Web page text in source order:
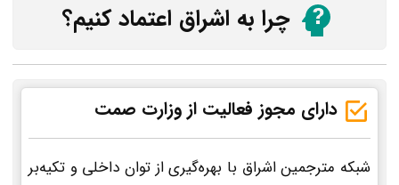
چرا به اشراق اعتماد کنیم؟
دارای مجوز فعالیت از وزارت صمت
شبکه مترجمین اشراق با بهره‌گیری از توان داخلی و تکیه‌بر